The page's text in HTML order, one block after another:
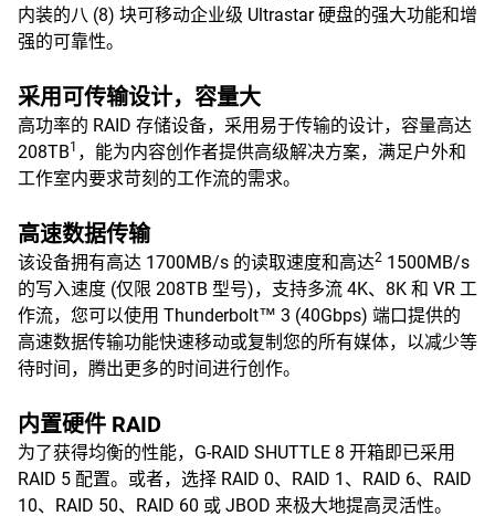
内装的八 (8) 块可移动企业级 Ultrastar 硬盘的强大功能和增
强的可靠性。
采用可传输设计，容量大
高功率的 RAID 存储设备，采用易于传输的设计，容量高达
208TB1 ，能为内容创作者提供高级解决方案，满足户外和
工作室内要求苛刻的工作流的需求。
高速数据传输
该设备拥有高达 1700MB/s 的读取速度和高达2 1500MB/s
的写入速度 (仅限 208TB 型号)，支持多流 4K、8K 和 VR 工
作流，您可以使用 Thunderbolt™ 3 (40Gbps) 端口提供的
高速数据传输功能快速移动或复制您的所有媒体，以减少等
待时间，腾出更多的时间进行创作。
内置硬件 RAID
为了获得均衡的性能，G-RAID SHUTTLE 8 开箱即已采用
RAID 5 配置。或者，选择 RAID 0、RAID 1、RAID 6、RAID
10、RAID 50、RAID 60 或 JBOD 来极大地提高灵活性。